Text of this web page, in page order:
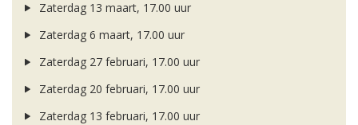
Zaterdag 13 maart, 17.00 uur
Zaterdag 6 maart, 17.00 uur
Zaterdag 27 februari, 17.00 uur
Zaterdag 20 februari, 17.00 uur
Zaterdag 13 februari, 17.00 uur